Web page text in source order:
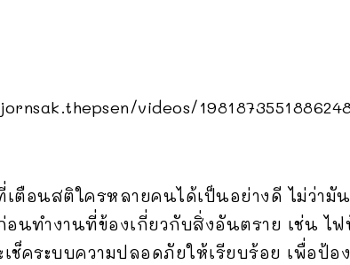
videos/
อนสติใครหลายคนได้เป็นอย่างดี ไม่ว่ามัน
นทำงานที่ข้องเกี่ยวกับสิ่งอันตราย เช่น ไ
ช็คระบบความปลอดภัยให้เรียบร้อย เพื่อป้